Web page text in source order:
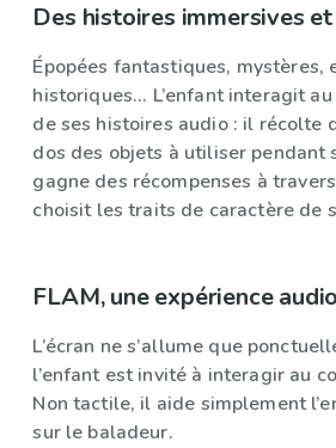
Des histoires immersives
Épopées fantastiques, mystères,
historiques... L’enfant interagit
de ses histoires audio : il récolte
dos des objets à utiliser pendant
gagne des récompenses à
choisit les traits de caractère de
FLAM, une expérience
L’écran ne s’allume que
l’enfant est invité à interagir au
Non tactile, il aide simplement
sur le baladeur.